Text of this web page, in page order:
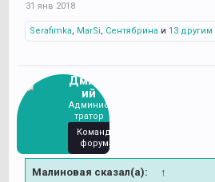
31 янв 2018
Serafimka, MarSi, Сентябрина и 13 другим
Дмитр
ий
Админис
тратор
Команда
форума
Малиновая сказал(а): ↑